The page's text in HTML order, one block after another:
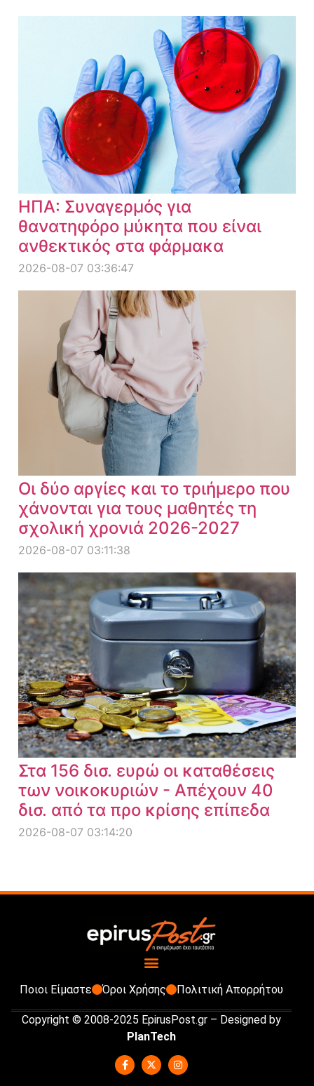
ΗΠΑ: Συναγερμός για
θανατηφόρο μύκητα που είναι
ανθεκτικός στα φάρμακα
2026-08-07 03:36:47
Οι δύο αργίες και το τριήμερο που
χάνονται για τους μαθητές τη
σχολική χρονιά 2026-2027
2026-08-07 03:11:38
Στα 156 δισ. ευρώ οι καταθέσεις
των νοικοκυριών - Απέχουν 40
δισ. από τα προ κρίσης επίπεδα
2026-08-07 03:14:20
Ποιοι Είμαστε Όροι Χρήσης Πολιτική Απορρήτου
Copyright © 2008-2025 EpirusPost.gr – Designed by
PlanTech